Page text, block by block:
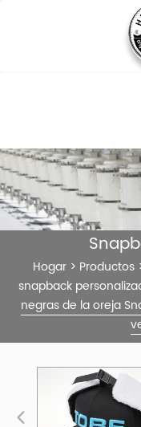
Hogar > Productos
snapback
negras de la oreja